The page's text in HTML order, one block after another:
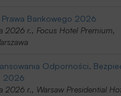
Prawa Bankowego 2026
2026 r., Focus Hotel Premium,
Odporności,
2026
2026 r., Warsaw Presidential